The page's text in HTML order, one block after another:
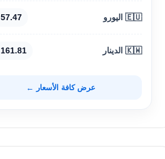
🇪🇺 اليورو 57.47 ج.م
🇰🇼 الدينار 161.81 ج.م
عرض كافة الأسعار ←